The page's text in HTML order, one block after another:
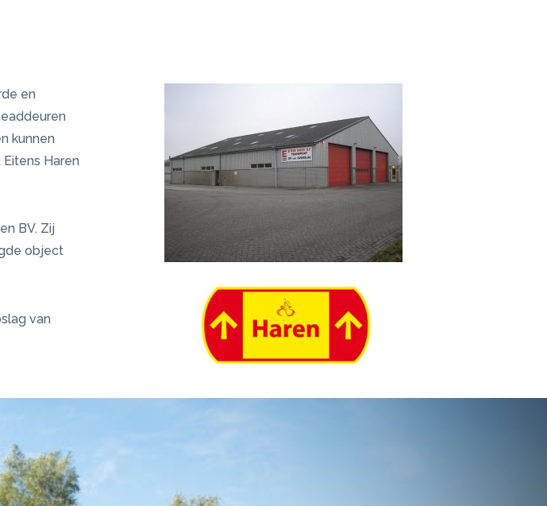
en
kunnen
Haren
BV. Zij
object
van